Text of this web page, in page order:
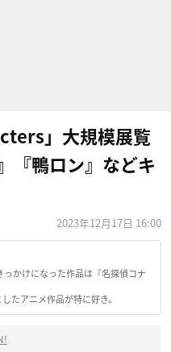
」大規模展覧
『鴨ロン』などキ
2023年12月17日 16:00
かけになった作品は『名探偵コナ
たアニメ作品が特に好き。